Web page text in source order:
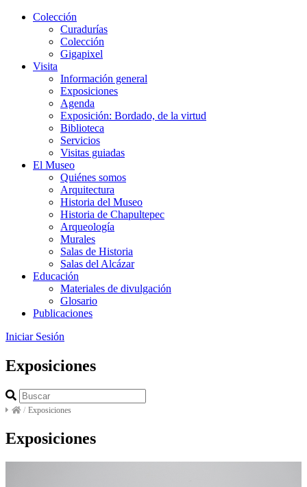
Colección
Curadurías
Colección
Gigapixel
Visita
Información general
Exposiciones
Agenda
Exposición: Bordado, de la virtud
Biblioteca
Servicios
Visitas guiadas
El Museo
Quiénes somos
Arquitectura
Historia del Museo
Historia de Chapultepec
Arqueología
Murales
Salas de Historia
Salas del Alcázar
Educación
Materiales de divulgación
Glosario
Publicaciones
Iniciar Sesión
Exposiciones
/ Exposiciones
Exposiciones